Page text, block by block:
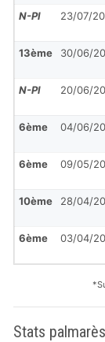
N-Pl
23/07/
13ème
30/06/
N-Pl
20/06/
6ème
04/06/
6ème
09/05/
10ème
28/04/
6ème
03/04/
Stats